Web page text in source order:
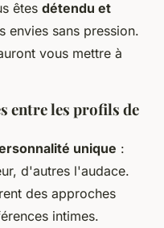
êtes détendu et
envies sans pression.
vous mettre à
entre les profils de
unique :
d'autres l'audace.
des approches
intimes.